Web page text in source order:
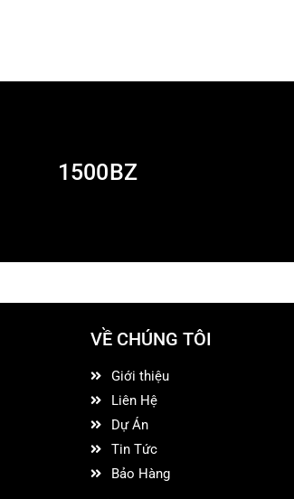
1500BZ
VỀ CHÚNG TÔI
Giới thiệu
Liên Hệ
Dự Án
Tin Tức
Bảo Hàng